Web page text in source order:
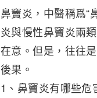
鼻竇炎，中醫稱爲“
炎與慢性鼻竇炎兩
在意。但是，往往
後果。
1、鼻竇炎有哪些危